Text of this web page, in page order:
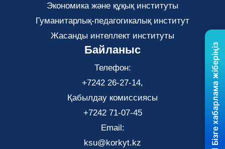
Экономика және құқық институты
Гуманитарлық-педагогикалық институт
Жасанды интеллект институты
Байланыс
Телефон:
+7242 26-27-14,
Қабылдау комиссиясы
+7242 71-07-45
Email:
ksu@korkyt.kz
Бізге хабарлама жіберіңіз